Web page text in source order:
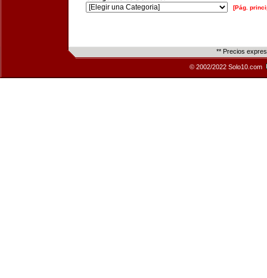
[Pág.
** Precios
© 2002/2022 Solo10.com